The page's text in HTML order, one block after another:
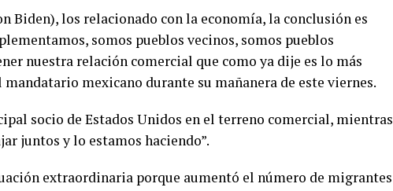
Biden), los relacionado con la economía, la conclusión es
somos pueblos vecinos, somos pueblos
nuestra relación comercial que como ya dije es lo más
mexicano durante su mañanera de este viernes.
socio de Estados Unidos en el terreno comercial, mientras
juntos y lo estamos haciendo”.
extraordinaria porque aumentó el número de migrantes